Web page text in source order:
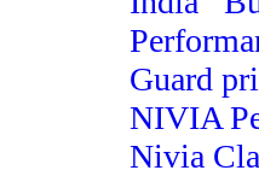
Guard
NIVIA
Nivia